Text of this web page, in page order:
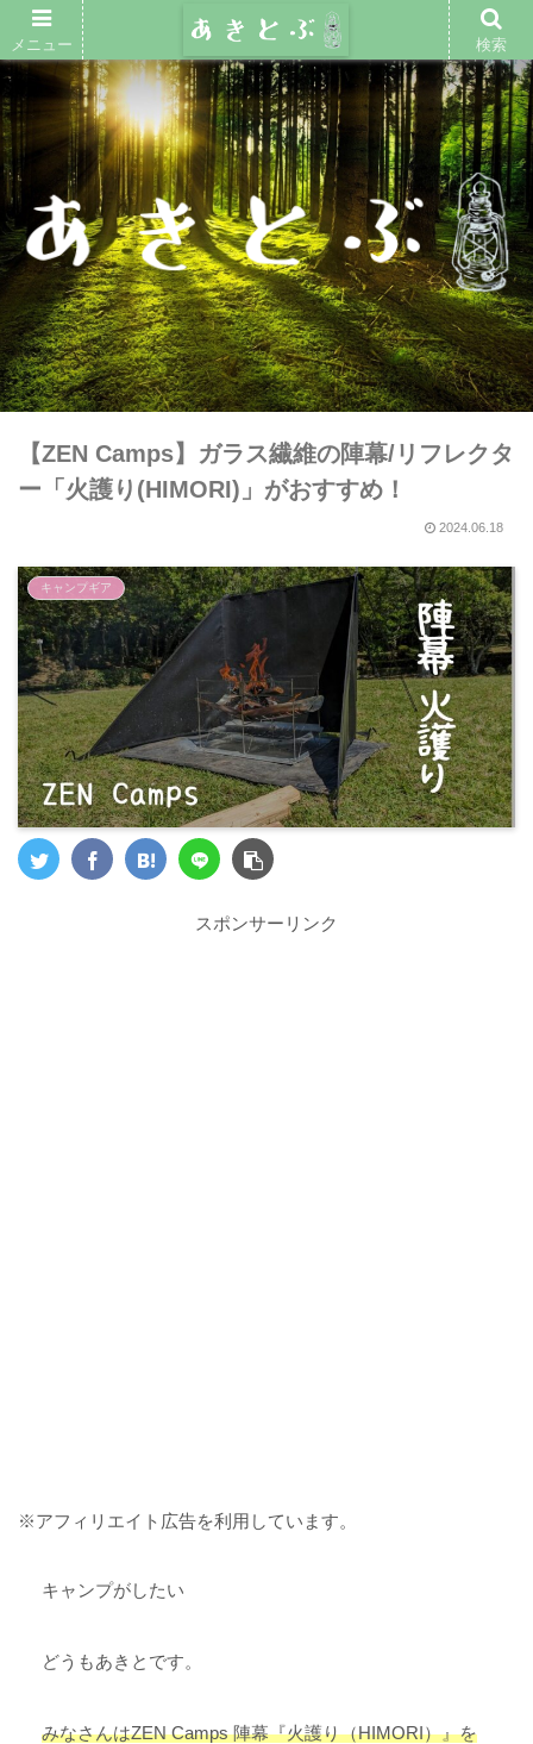
【ZEN Camps】ガラス繊維の陣幕/リフレクタ
ー「火護り(HIMORI)」がおすすめ！
2024.06.18
キャンプギア
スポンサーリンク
※アフィリエイト広告を利用しています。
キャンプがしたい
どうもあきとです。
みなさんはZEN Camps 陣幕『火護り（HIMORI）』を
メニュー 検索